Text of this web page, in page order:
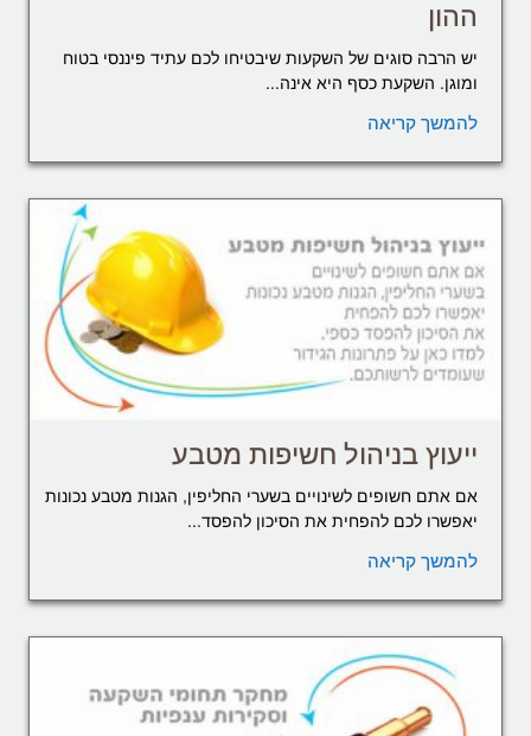
ההון
יש הרבה סוגים של השקעות שיבטיחו לכם עתיד פיננסי בטוח
ומוגן. השקעת כסף היא אינה...
להמשך קריאה
ייעוץ בניהול חשיפות מטבע
אם אתם חשופים לשינויים בשערי החליפין, הגנות מטבע נכונות
יאפשרו לכם להפחית את הסיכון להפסד...
להמשך קריאה